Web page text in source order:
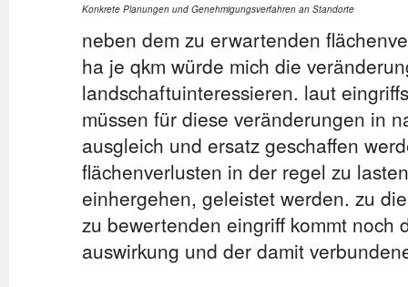
Konkrete Planungen und Genehmigungsverfahren an Standorte
neben dem zu erwartenden
ha je qkm würde mich die
landschaftuinteressieren. laut
müssen für diese veränderungen in
ausgleich und ersatz geschaffen
flächenverlusten in der regel zu
einhergehen, geleistet werden. zu
zu bewertenden eingriff kommt noch
auswirkung und der damit